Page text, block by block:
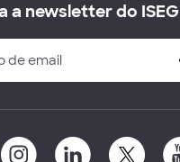
a newsletter do ISEG